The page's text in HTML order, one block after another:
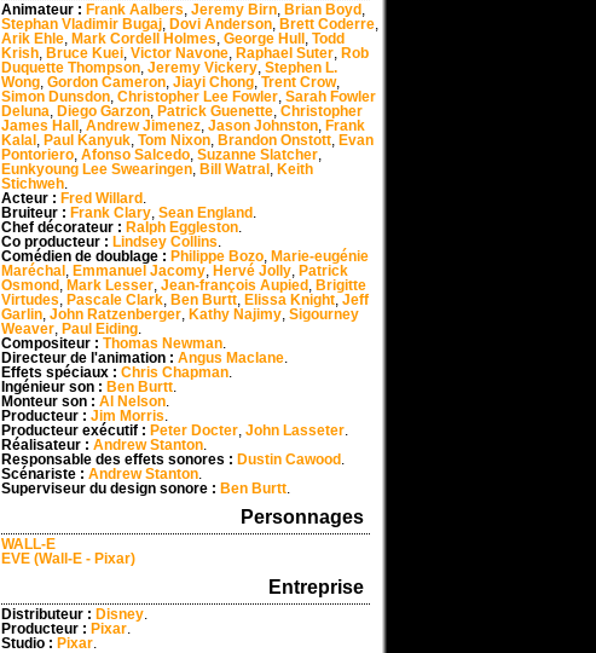
Animateur : Frank Aalbers, Jeremy Birn, Brian Boyd ,
Stephan Vladimir Bugaj, Dovi Anderson, Brett Coderre,
Arik Ehle, Mark Cordell Holmes, George Hull , Todd
Krish, Bruce Kuei, Victor Navone, Raphael Suter, Rob
Duquette Thompson, Jeremy Vickery, Stephen L.
Wong, Gordon Cameron, Jiayi Chong, Trent Crow,
Simon Dunsdon, Christopher Lee Fowler, Sarah Fowler
Deluna, Diego Garzon, Patrick Guenette, Christopher
James Hall , Andrew Jimenez, Jason Johnston, Frank
Kalal , Paul Kanyuk, Tom Nixon, Brandon Onstott, Evan
Pontoriero, Afonso Salcedo, Suzanne Slatcher,
Eunkyoung Lee Swearingen, Bill Watral , Keith
Stichweh.
Acteur : Fred Willard .
Bruiteur : Frank Clary, Sean England .
Chef décorateur : Ralph Eggleston.
Co producteur : Lindsey Collins.
Comédien de doublage : Philippe Bozo, Marie-eugénie
Maréchal , Emmanuel Jacomy, Hervé Jolly, Patrick
Osmond , Mark Lesser, Jean-françois Aupied , Brigitte
Virtudes, Pascale Clark, Ben Burtt, Elissa Knight, Jeff
Garlin, John Ratzenberger, Kathy Najimy, Sigourney
Weaver, Paul Eiding.
Compositeur : Thomas Newman.
Directeur de l'animation : Angus Maclane.
Effets spéciaux : Chris Chapman.
Ingénieur son : Ben Burtt.
Monteur son : Al Nelson.
Producteur : Jim Morris.
Producteur exécutif : Peter Docter, John Lasseter.
Réalisateur : Andrew Stanton.
Responsable des effets sonores : Dustin Cawood .
Scénariste : Andrew Stanton.
Superviseur du design sonore : Ben Burtt.
Personnages
WALL-E
EVE (Wall-E - Pixar)
Entreprise
Distributeur : Disney.
Producteur : Pixar.
Studio : Pixar.